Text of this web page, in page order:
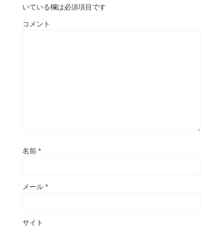
いている欄は必須項目です
コメント
名前 *
メール *
サイト